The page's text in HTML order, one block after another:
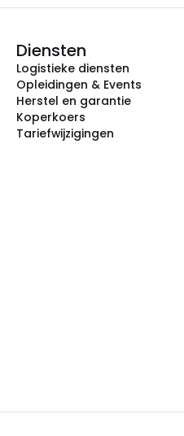
Diensten
Logistieke diensten
Opleidingen & Events
Herstel en garantie
Koperkoers
Tariefwijzigingen